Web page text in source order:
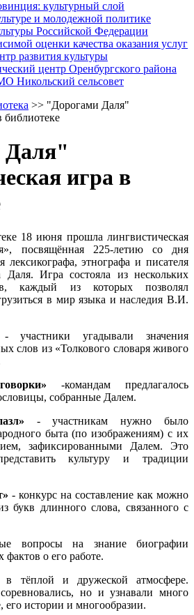
культурный слой
и молодежной политике
Российской Федерации
оценки качества оказания услуг
развития культуры
центр Оренбургского района
Никольский сельсовет
>> "Дорогами Даля"
библиотеке
Даля"
игра в
18 июня прошла лингвистическая
посвящённая 225‑летию со дня
этнографа и писателя
Игра состояла из нескольких
каждый из которых позволял
в мир языка и наследия В.И.
участники угадывали значения
слов из «Толкового словаря живого
-командам предлагалось
собранные Далем.
- участникам нужно было
быта (по изображениям) с их
зафиксированными Далем. Это
культуру и традиции
- конкурс на составление как можно
букв длинного слова, связанного с
вопросы на знание биографии
о его работе.
тёплой и дружеской атмосфере.
но и узнавали много
его истории и многообразии.